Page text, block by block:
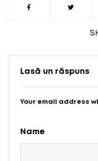
Lasă un răspuns
Your email address
Name